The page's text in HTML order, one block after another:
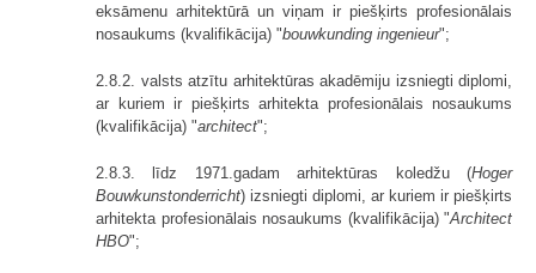
eksāmenu arhitektūrā un viņam ir piešķirts profesionālais
nosaukums (kvalifikācija) "bouwkunding ingenieur";
2.8.2. valsts atzītu arhitektūras akadēmiju izsniegti diplomi,
ar kuriem ir piešķirts arhitekta profesionālais nosaukums
(kvalifikācija) "architect";
2.8.3. līdz 1971.gadam arhitektūras koledžu (Hoger
Bouwkunstonderricht) izsniegti diplomi, ar kuriem ir piešķirts
arhitekta profesionālais nosaukums (kvalifikācija) "Architect
HBO";